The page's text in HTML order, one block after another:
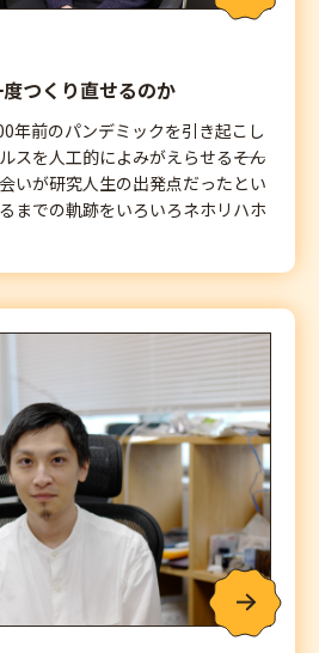
つくり直せるのか
前のパンデミックを引き起こし
スを人工的によみがえらせる――そん
いが研究人生の出発点だったとい
までの軌跡をいろいろネホリハホ